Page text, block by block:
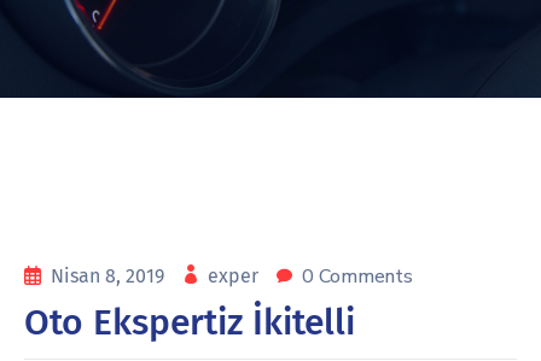
Nisan 8, 2019 exper 0 Comments
Oto Ekspertiz İkitelli